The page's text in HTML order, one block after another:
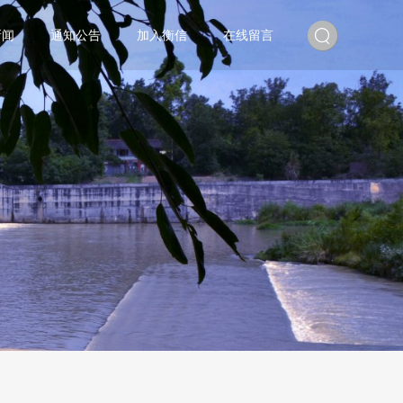
通知公告 加入衡信 在线留言